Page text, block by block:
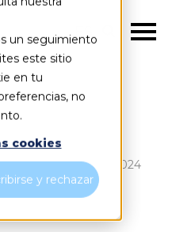
un seguimiento
este sitio
en tu
no
cookies
y rechazar
ES
estratégicas para 2024